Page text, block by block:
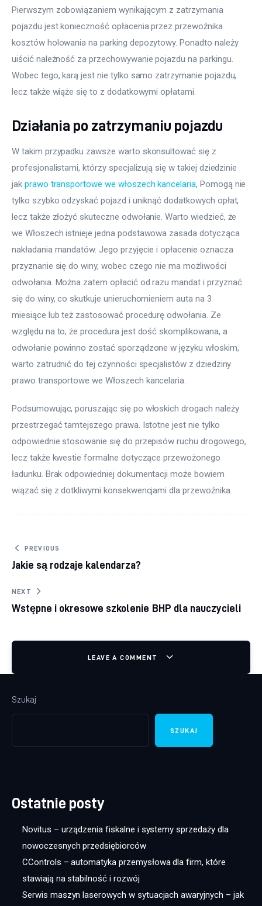
Pierwszym zobowiązaniem wynikającym z zatrzymania
pojazdu jest konieczność opłacenia przez przewoźnika
kosztów holowania na parking depozytowy. Ponadto należy
uiścić należność za przechowywanie pojazdu na parkingu.
Wobec tego, karą jest nie tylko samo zatrzymanie pojazdu,
lecz także wiąże się to z dodatkowymi opłatami.
Działania po zatrzymaniu pojazdu
W takim przypadku zawsze warto skonsultować się z
profesjonalistami, którzy specjalizują się w takiej dziedzinie
jak prawo transportowe we włoszech kancelaria, Pomogą nie
tylko szybko odzyskać pojazd i uniknąć dodatkowych opłat,
lecz także złożyć skuteczne odwołanie. Warto wiedzieć, że
we Włoszech istnieje jedna podstawowa zasada dotycząca
nakładania mandatów. Jego przyjęcie i opłacenie oznacza
przyznanie się do winy, wobec czego nie ma możliwości
odwołania. Można zatem opłacić od razu mandat i przyznać
się do winy, co skutkuje unieruchomieniem auta na 3
miesiące lub też zastosować procedurę odwołania. Ze
względu na to, że procedura jest dość skomplikowana, a
odwołanie powinno zostać sporządzone w języku włoskim,
warto zatrudnić do tej czynności specjalistów z dziedziny
prawo transportowe we Włoszech kancelaria.
Podsumowując, poruszając się po włoskich drogach należy
przestrzegać tamtejszego prawa. Istotne jest nie tylko
odpowiednie stosowanie się do przepisów ruchu drogowego,
lecz także kwestie formalne dotyczące przewożonego
ładunku. Brak odpowiedniej dokumentacji może bowiem
wiązać się z dotkliwymi konsekwencjami dla przewoźnika.
Nawigacja wpisu
PREVIOUS
Jakie są rodzaje kalendarza?
NEXT
Wstępne i okresowe szkolenie BHP dla nauczycieli
LEAVE A COMMENT
Szukaj
SZUKAJ
Ostatnie posty
Novitus – urządzenia fiskalne i systemy sprzedaży dla
nowoczesnych przedsiębiorców
CControls – automatyka przemysłowa dla firm, które
stawiają na stabilność i rozwój
Serwis maszyn laserowych w sytuacjach awaryjnych – jak